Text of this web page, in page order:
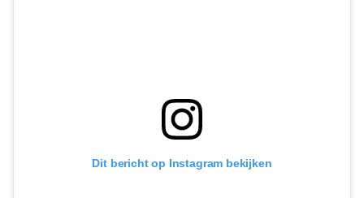
Dit bericht op Instagram bekijken